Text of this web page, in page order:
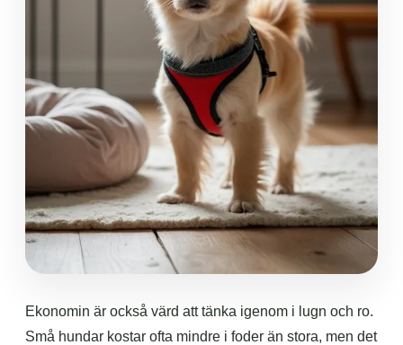
Ekonomin är också värd att tänka igenom i lugn och ro.
Små hundar kostar ofta mindre i foder än stora, men det